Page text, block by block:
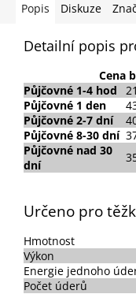
Popis Diskuze
Detailní popis
Cena
Půjčovné 1-4 hod
Půjčovné 1 den
Půjčovné 2-7 dní
Půjčovné 8-30 dní
Půjčovné nad 30
dní
Určeno pro
Hmotnost
Výkon
Energie jednoho
Počet úderů